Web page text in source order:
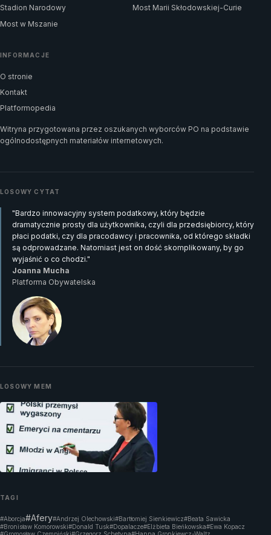
Stadion Narodowy
Most Marii Skłodowskiej-Curie
Most w Mszanie
INFORMACJE
O stronie
Kontakt
Platformopedia
Witryna przygotowana przez oszukanych wyborców PO na podstawie
ogólnodostępnych materiałów internetowych.
LOSOWY CYTAT
"Bardzo innowacyjny system podatkowy, który będzie
dramatycznie prosty dla użytkownika, czyli dla przedsiębiorcy, który
płaci podatki, czy dla pracodawcy i pracownika, od którego składki
są odprowadzane. Natomiast jest on dość skomplikowany, by go
wyjaśnić o co chodzi."
Joanna Mucha
Platforma Obywatelska
LOSOWY MEM
TAGI
#Aborcja#Afery#Andrzej Olechowski#Bartłomiej Sienkiewicz#Beata Sawicka
#Bronisław Komorowski#Donald Tusk#Dopalacze#Elżbieta Bieńkowska#Ewa Kopacz